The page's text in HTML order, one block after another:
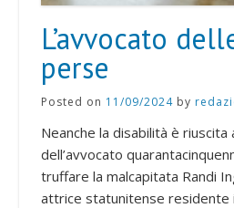
L’avvocato
perse
Posted on 11/09/2024 by
Neanche la disabilità è riuscita
dell’avvocato
truffare la malcapitata Randi
attrice statunitense residente